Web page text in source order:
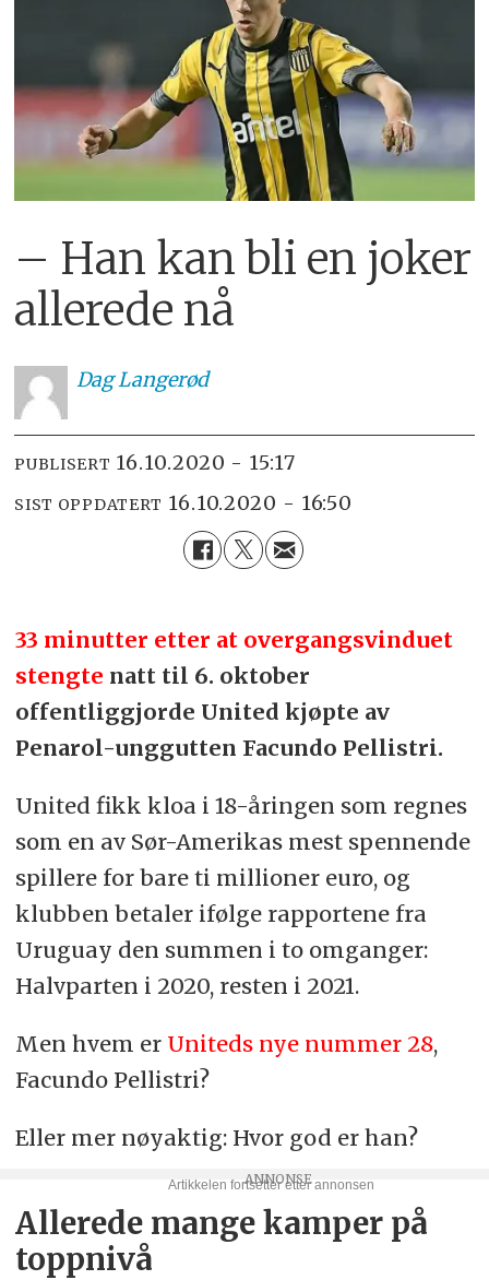
– Han kan bli en joker
allerede nå
DagLangerød
PUBLISERT 16.10.2020 - 15:17
SIST OPPDATERT 16.10.2020 - 16:50
33 minutter etter at overgangsvinduet
stengte natt til 6. oktober
offentliggjorde United kjøpte av
Penarol-unggutten Facundo Pellistri.
United fikk kloa i 18-åringen som regnes
som en av Sør-Amerikas mest spennende
spillere for bare ti millioner euro, og
klubben betaler ifølge rapportene fra
Uruguay den summen i to omganger:
Halvparten i 2020, resten i 2021.
Men hvem er Uniteds nye nummer 28,
Facundo Pellistri?
Eller mer nøyaktig: Hvor god er han?
Allerede mange kamper på
toppnivå